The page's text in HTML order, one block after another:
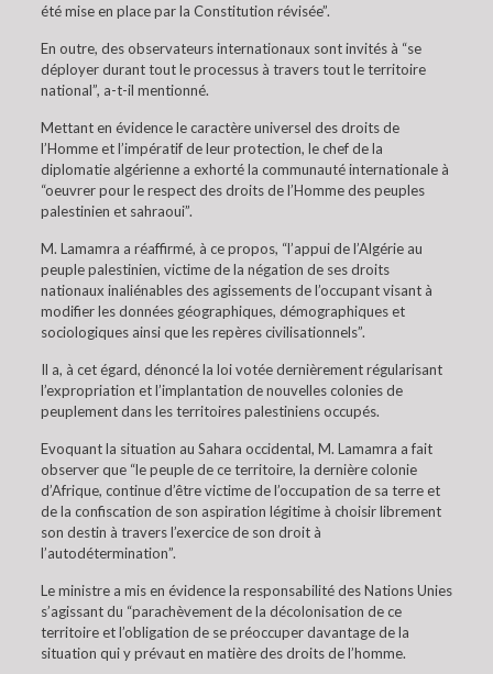
été mise en place par la Constitution révisée”.
En outre, des observateurs internationaux sont invités à “se
déployer durant tout le processus à travers tout le territoire
national”, a-t-il mentionné.
Mettant en évidence le caractère universel des droits de
l’Homme et l’impératif de leur protection, le chef de la
diplomatie algérienne a exhorté la communauté internationale à
“oeuvrer pour le respect des droits de l’Homme des peuples
palestinien et sahraoui”.
M. Lamamra a réaffirmé, à ce propos, “l’appui de l’Algérie au
peuple palestinien, victime de la négation de ses droits
nationaux inaliénables des agissements de l’occupant visant à
modifier les données géographiques, démographiques et
sociologiques ainsi que les repères civilisationnels”.
Il a, à cet égard, dénoncé la loi votée dernièrement régularisant
l’expropriation et l’implantation de nouvelles colonies de
peuplement dans les territoires palestiniens occupés.
Evoquant la situation au Sahara occidental, M. Lamamra a fait
observer que “le peuple de ce territoire, la dernière colonie
d’Afrique, continue d’être victime de l’occupation de sa terre et
de la confiscation de son aspiration légitime à choisir librement
son destin à travers l’exercice de son droit à
l’autodétermination”.
Le ministre a mis en évidence la responsabilité des Nations Unies
s’agissant du “parachèvement de la décolonisation de ce
territoire et l’obligation de se préoccuper davantage de la
situation qui y prévaut en matière des droits de l’homme.